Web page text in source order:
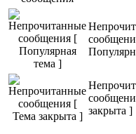
закрыта ]